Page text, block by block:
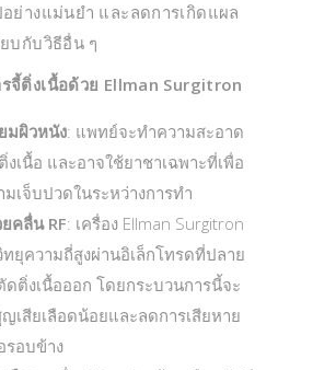
อย่างแม่นยำ และลดการเกิดแผล
บกับวิธีอื่น ๆ
จี้ติ่งเนื้อด้วย Ellman Surgitron
มผิวหนัง: แพทย์จะทำความสะอาด
เนื้อ และอาจใช้ยาชาเฉพาะที่เพื่อ
เจ็บปวดในระหว่างการทำ
คลื่น RF: เครื่อง Ellman Surgitron
ยุความถี่สูงผ่านอิเล็กโทรดที่ปลาย
ดติ่งเนื้อออก โดยกระบวนการนี้จะ
เสียเลือดน้อยและลดการเสียหาย
รอบข้าง